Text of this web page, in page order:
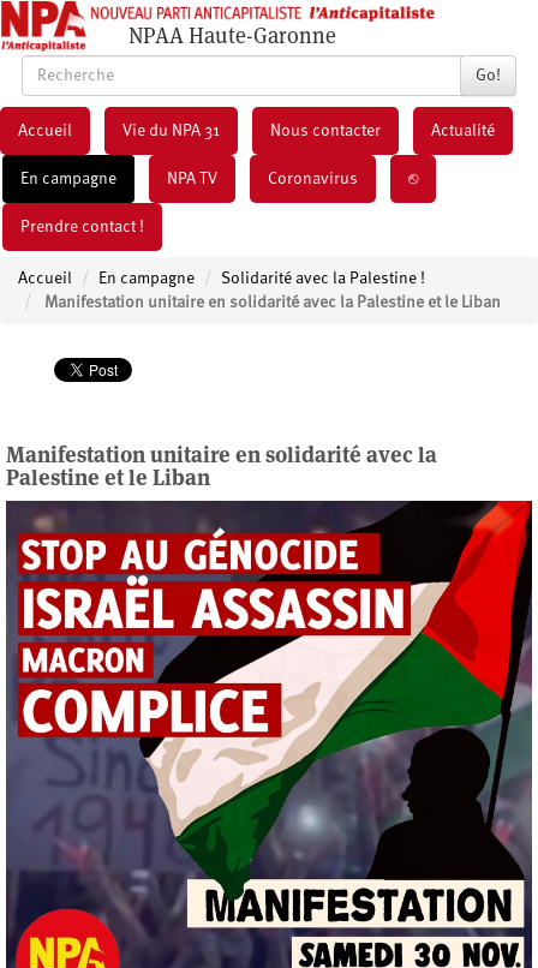
NPAA Haute-Garonne
Go!
Accueil Vie du NPA 31 Nous contacter Actualité
En campagne NPA TV Coronavirus ⎋
Prendre contact !
Accueil En campagne
Solidarité avec la Palestine !
Manifestation unitaire en solidarité avec la Palestine et le Liban
Manifestation unitaire en solidarité avec la
Palestine et le Liban